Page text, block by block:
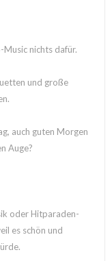
nichts dafür.
und große
auch guten Morgen
Auge?
oder Hitparaden-
es schön und